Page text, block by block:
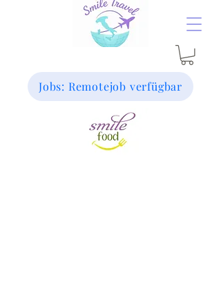
Jobs: Remotejob verfügbar